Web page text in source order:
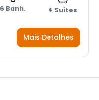
6 Banh. 4 Suites
Mais Detalhes